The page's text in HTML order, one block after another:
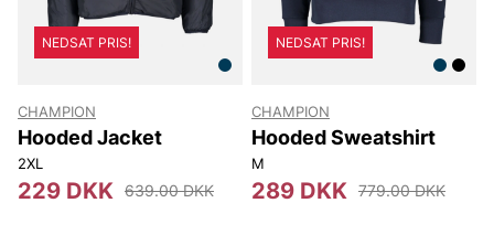
NEDSAT PRIS!
CHAMPION
Hooded Jacket
2XL
229 DKK 639.00 DKK
NEDSAT PRIS!
CHAMPION
Hooded Sweatshirt
M
289 DKK 779.00 DKK